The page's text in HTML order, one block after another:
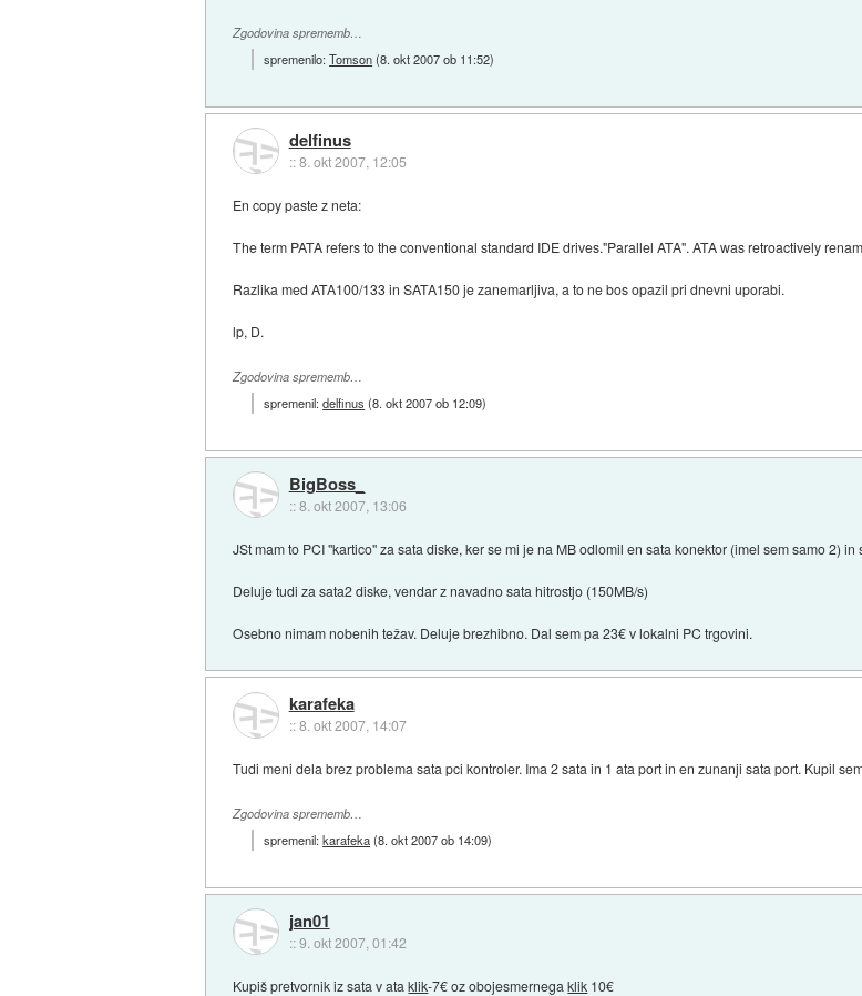
Zgodovina sprememb…
spremenilo:Tomson(8. okt 2007 ob 11:52)
delfinus
::8. okt 2007, 12:05
En copy paste z neta:
The term PATA refers to the conventional standard IDE drives."Parallel ATA". ATA was retroactively
Razlika med ATA100/133 in SATA150 je zanemarljiva, a to ne bos opazil pri dnevni uporabi.
lp, D.
Zgodovina sprememb…
spremenil:delfinus (8. okt 2007 ob 12:09)
BigBoss_
::8. okt 2007, 13:06
JSt mam to PCI "kartico" za sata diske, ker se mi je na MB odlomil en sata konektor (imel sem samo 2) in
Deluje tudi za sata2 diske, vendar z navadno sata hitrostjo (150MB/s)
Osebno nimam nobenih težav. Deluje brezhibno. Dal sem pa 23€ v lokalni PC trgovini.
karafeka
::8. okt 2007, 14:07
Tudi meni dela brez problema sata pci kontroler. Ima 2 sata in 1 ata port in en zunanji sata port. Kupil
Zgodovina sprememb…
spremenil:karafeka(8. okt 2007 ob 14:09)
jan01
::9. okt 2007, 01:42
Kupiš pretvornik iz sata v ataklik-7€ oz obojesmernegaklik 10€